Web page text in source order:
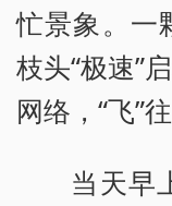
忙景象。一
枝头“极速”
网络，“飞”
当天早